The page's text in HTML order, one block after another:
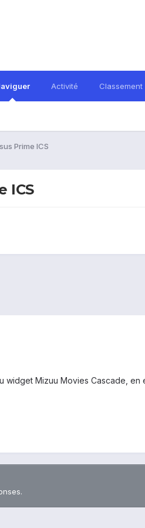
Activité Classement
Prime ICS
ICS
Mizuu Movies Cascade,